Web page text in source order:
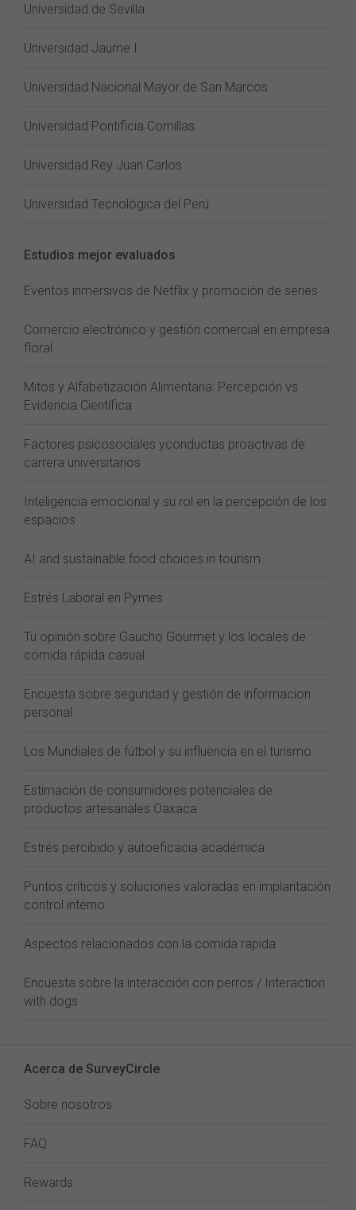
Universidad de Sevilla
Universidad Jaume I
Universidad Nacional Mayor de San Marcos
Universidad Pontificia Comillas
Universidad Rey Juan Carlos
Universidad Tecnológica del Perú
Estudios mejor evaluados
Eventos inmersivos de Netflix y promoción de series
Comercio electrónico y gestión comercial en empresa
floral
Mitos y Alfabetización Alimentaria: Percepción vs
Evidencia Científica
Factores psicosociales yconductas proactivas de
carrera universitarios
Inteligencia emocional y su rol en la percepción de los
espacios
AI and sustainable food choices in tourism
Estrés Laboral en Pymes
Tu opinión sobre Gaucho Gourmet y los locales de
comida rápida casual
Encuesta sobre seguridad y gestión de informacion
personal
Los Mundiales de fútbol y su influencia en el turismo
Estimación de consumidores potenciales de
productos artesanales Oaxaca
Estrés percibido y autoeficacia académica
Puntos críticos y soluciones valoradas en implantación
control interno
Aspectos relacionados con la comida rapida
Encuesta sobre la interacción con perros / Interaction
with dogs
Acerca de SurveyCircle
Sobre nosotros
FAQ
Rewards